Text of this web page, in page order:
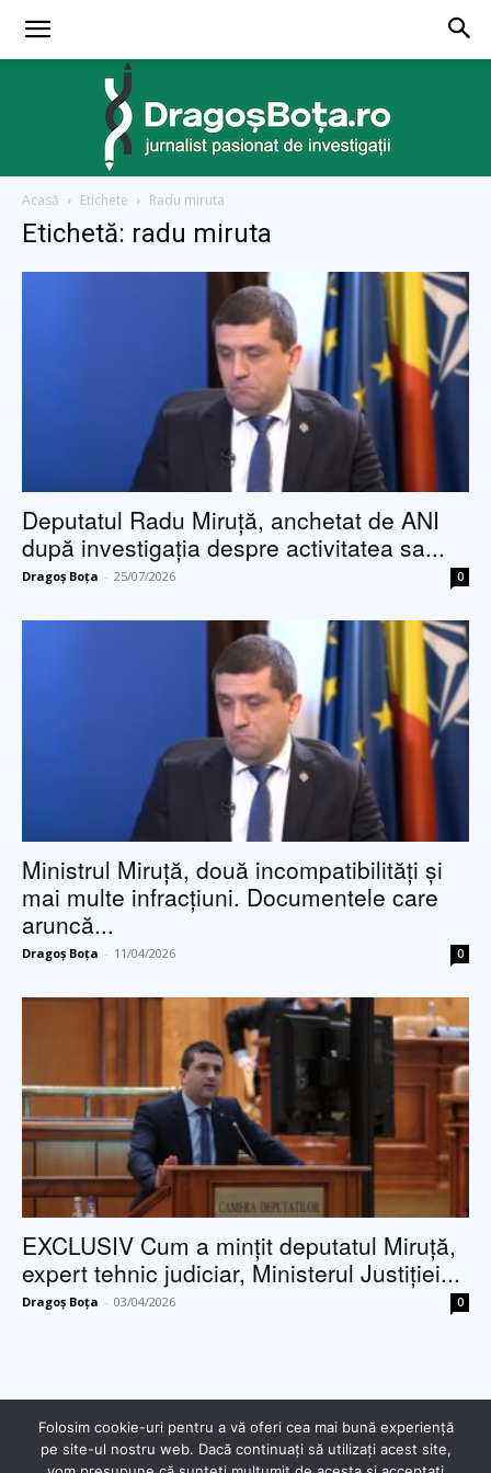
dragosbota.ro
Acasă Etichete Radu miruta
Etichetă: radu miruta
Deputatul Radu Miruță, anchetat de ANI
după investigația despre activitatea sa...
Dragoș Boța - 25/07/2026 0
Ministrul Miruță, două incompatibilități și
mai multe infracțiuni. Documentele care
aruncă...
Dragoș Boța - 11/04/2026 0
EXCLUSIV Cum a mințit deputatul Miruță,
expert tehnic judiciar, Ministerul Justiției...
Dragoș Boța - 03/04/2026 0
Folosim cookie-uri pentru a vă oferi cea mai bună experiență
pe site-ul nostru web. Dacă continuați să utilizați acest site,